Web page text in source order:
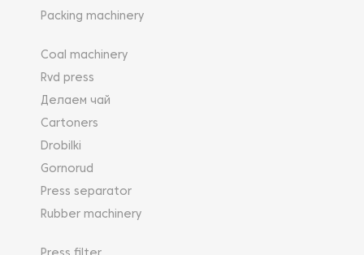
Packing machinery
Coal machinery
Rvd press
Делаем чай
Cartoners
Drobilki
Gornorud
Press separator
Rubber machinery